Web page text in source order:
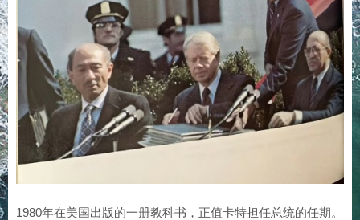
1980年在美国出版的一册教科书，正值卡特担任总统的任期。